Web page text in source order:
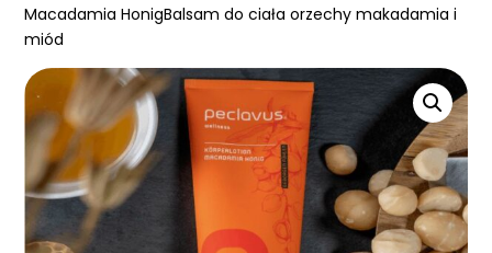
Macadamia HonigBalsam do ciała orzechy makadamia i
miód